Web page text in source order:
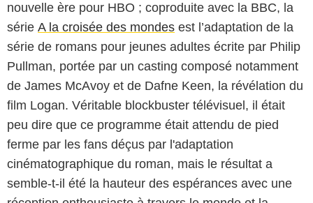
nouvelle ère pour HBO ; coproduite avec la BBC, la
série A la croisée des mondes est l’adaptation de la
série de romans pour jeunes adultes écrite par Philip
Pullman, portée par un casting composé notamment
de James McAvoy et de Dafne Keen, la révélation du
film Logan. Véritable blockbuster télévisuel, il était
peu dire que ce programme était attendu de pied
ferme par les fans déçus par l'adaptation
cinématographique du roman, mais le résultat a
semble-t-il été la hauteur des espérances avec une